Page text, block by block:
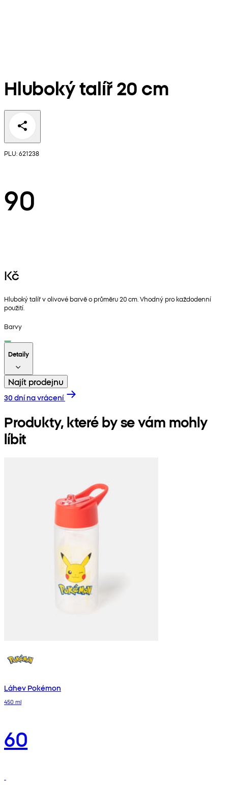
Hluboký talíř 20 cm
PLU: 621238
90
Kč
Hluboký talíř v olivové barvě o průměru 20 cm. Vhodný pro každodenní
použití.
Barvy
Detaily
Najít prodejnu
30 dní na vrácení
Produkty, které by se vám mohly
líbit
Láhev Pokémon
450 ml
60